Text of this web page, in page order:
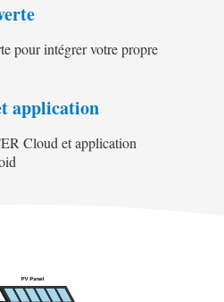
pour intégrer votre propre
application
Cloud et application